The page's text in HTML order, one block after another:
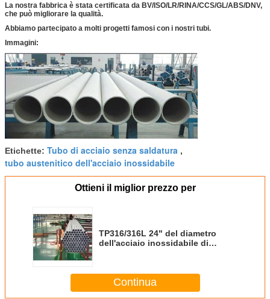
La nostra fabbrica è stata certificata da BV/ISO/LR/RINA/CCS/GL/ABS/DNV,
che può migliorare la qualità.
Abbiamo partecipato a molti progetti famosi con i nostri tubi.
Immagini:
Etichette: Tubo di acciaio senza saldatura ,
tubo austenitico dell'acciaio inossidabile
Ottieni il miglior prezzo per
TP316/316L 24" del diametro
dell'acciaio inossidabile di
Continua